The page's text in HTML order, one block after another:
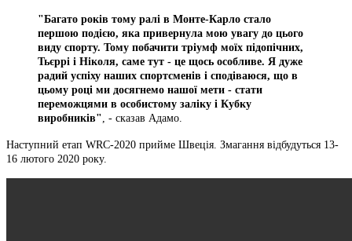
"Багато років тому ралі в Монте-Карло стало
першою подією, яка привернула мою увагу до цього
виду спорту. Тому побачити тріумф моїх підопічних,
Тьєррі і Ніколя, саме тут - це щось особливе. Я дуже
радий успіху наших спортсменів і сподіваюся, що в
цьому році ми досягнемо нашої мети - стати
переможцями в особистому заліку і Кубку
виробників", - сказав Адамо.
Наступний етап WRC-2020 прийме Швеція. Змагання відбудуться 13-
16 лютого 2020 року.